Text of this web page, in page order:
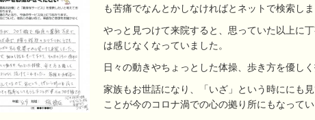
も苦痛でなんとかしなければとネットで検索しま
やっと見つけて来院すると、思っていた以上に
は感じなくなっていました。
日々の動きやちょっとした体操、歩き方を優し
家族もお世話になり、「いざ」という時ににも
ことが今のコロナ渦での心の拠り所にもなってい